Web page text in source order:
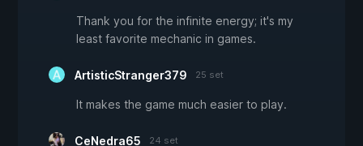
Thank you for the infinite energy; it's my
least favorite mechanic in games.
ArtisticStranger379 25 set
It makes the game much easier to play.
CeNedra65 24 set